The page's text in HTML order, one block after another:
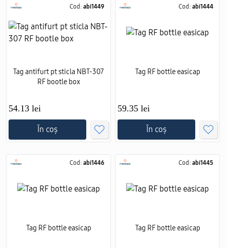
Cod: abi1449
Tag antifurt pt sticla NBT-307
RF bootle box
54.13 lei
În coș
Cod: abi1444
Tag RF bottle easicap
59.35 lei
În coș
Cod: abi1446
Tag RF bottle easicap
Cod: abi1445
Tag RF bottle easicap